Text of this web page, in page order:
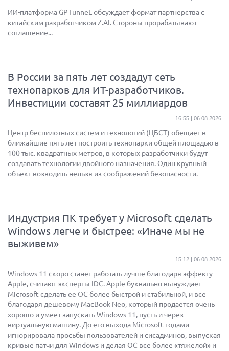
ИИ-платформа GPTunneL обсуждает формат партнерства с
китайским разработчиком Z.AI. Стороны прорабатывают
соглашение...
В России за пять лет создадут сеть
технопарков для ИТ-разработчиков.
Инвестиции составят 25 миллиардов
16:55 | 06.08.2026
Центр беспилотных систем и технологий (ЦБСТ) обещает в
ближайшие пять лет построить технопарки общей площадью в
100 тыс. квадратных метров, в которых разработчики будут
создавать технологии двойного назначения. Один крупный
объект возводить нельзя из соображений безопасности.
Индустрия ПК требует у Microsoft сделать
Windows легче и быстрее: «Иначе мы не
выживем»
15:12 | 06.08.2026
Windows 11 скоро станет работать лучше благодаря эффекту
Apple, считают эксперты IDC. Apple буквально вынуждает
Microsoft сделать ее ОС более быстрой и стабильной, и все
благодаря дешевому MacBook Neo, который продается очень
хорошо и умеет запускать Windows 11, пусть и через
виртуальную машину. До его выхода Microsoft годами
игнорировала просьбы пользователей и сисадминов, выпуская
кривые патчи для Windows и делая ОС все более «тяжелой» и